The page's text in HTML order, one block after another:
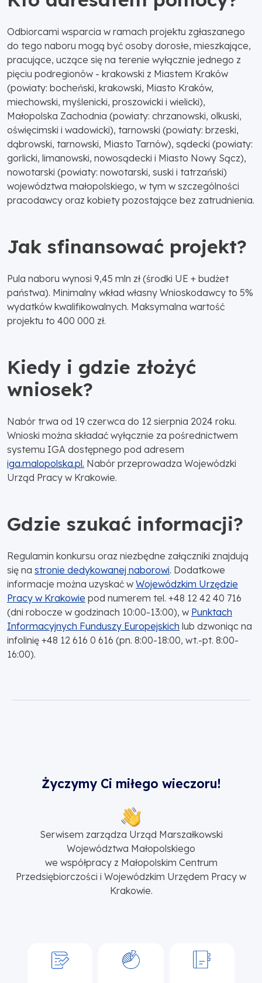
Odbiorcami wsparcia w ramach projektu zgłaszanego
do tego naboru mogą być osoby dorosłe, mieszkające,
pracujące, uczące się na terenie wyłącznie jednego z
pięciu podregionów - krakowski z Miastem Kraków
(powiaty: bocheński, krakowski, Miasto Kraków,
miechowski, myślenicki, proszowicki i wielicki),
Małopolska Zachodnia (powiaty: chrzanowski, olkuski,
oświęcimski i wadowicki), tarnowski (powiaty: brzeski,
dąbrowski, tarnowski, Miasto Tarnów), sądecki (powiaty:
gorlicki, limanowski, nowosądecki i Miasto Nowy Sącz),
nowotarski (powiaty: nowotarski, suski i tatrzański)
województwa małopolskiego, w tym w szczególności
pracodawcy oraz kobiety pozostające bez zatrudnienia.
Jak sfinansować projekt?
Pula naboru wynosi 9,45 mln zł (środki UE + budżet
państwa). Minimalny wkład własny Wnioskodawcy to 5%
wydatków kwalifikowalnych. Maksymalna wartość
projektu to 400 000 zł.
Kiedy i gdzie złożyć
wniosek?
Nabór trwa od 19 czerwca do 12 sierpnia 2024 roku.
Wnioski można składać wyłącznie za pośrednictwem
systemu IGA dostępnego pod adresem
iga.malopolska.pl. Nabór przeprowadza Wojewódzki
Urząd Pracy w Krakowie.
Gdzie szukać informacji?
Regulamin konkursu oraz niezbędne załączniki znajdują
się na stronie dedykowanej naborowi. Dodatkowe
informacje można uzyskać w Wojewódzkim Urzędzie
Pracy w Krakowie pod numerem tel. +48 12 42 40 716
(dni robocze w godzinach 10:00-13:00), w Punktach
Informacyjnych Funduszy Europejskich lub dzwoniąc na
infolinię +48 12 616 0 616 (pn. 8:00-18:00, wt.-pt. 8:00-
16:00).
Życzymy Ci miłego wieczoru!
Serwisem zarządza Urząd Marszałkowski
Województwa Małopolskiego
we współpracy z Małopolskim Centrum
Przedsiębiorczości i Wojewódzkim Urzędem Pracy w
Krakowie.